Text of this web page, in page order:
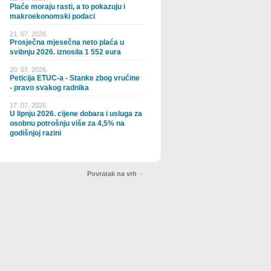
Plaće moraju rasti, a to pokazuju i
makroekonomski podaci
21. 07. 2026.
Prosječna mjesečna neto plaća u
svibnju 2026. iznosila 1 552 eura
20. 07. 2026.
Peticija ETUC-a - Stanke zbog vrućine
- pravo svakog radnika
17. 07. 2026.
U lipnju 2026. cijene dobara i usluga za
osobnu potrošnju više za 4,5% na
godišnjoj razini
Povratak na vrh